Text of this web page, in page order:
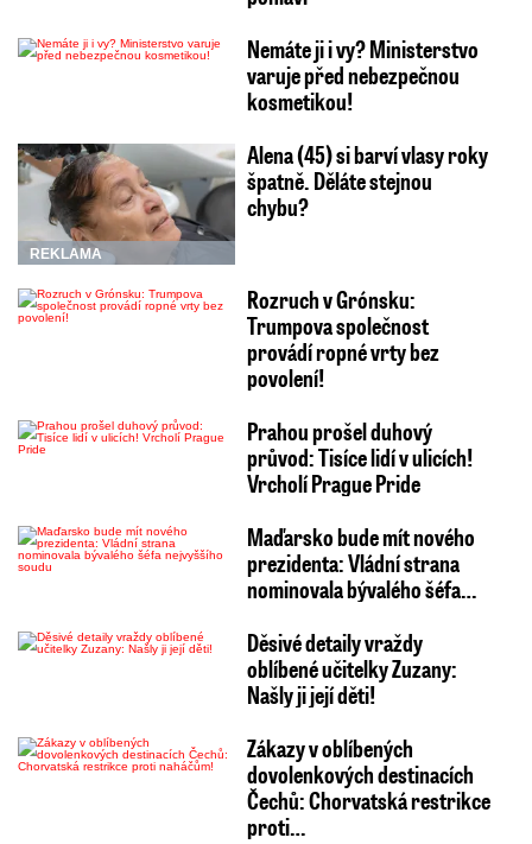
Nemáte ji i vy? Ministerstvo
varuje před nebezpečnou
kosmetikou!
REKLAMA
Alena (45) si barví vlasy roky
špatně. Děláte stejnou
chybu?
Rozruch v Grónsku:
Trumpova společnost
provádí ropné vrty bez
povolení!
Prahou prošel duhový
průvod: Tisíce lidí v ulicích!
Vrcholí Prague Pride
Maďarsko bude mít nového
prezidenta: Vládní strana
nominovala bývalého šéfa…
Děsivé detaily vraždy
oblíbené učitelky Zuzany:
Našly ji její děti!
Zákazy v oblíbených
dovolenkových destinacích
Čechů: Chorvatská restrikce
proti…